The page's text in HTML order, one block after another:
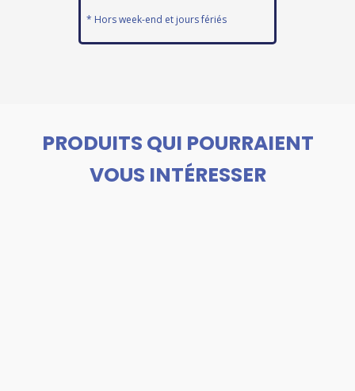
* Hors week-end et jours fériés
PRODUITS QUI POURRAIENT
VOUS INTÉRESSER